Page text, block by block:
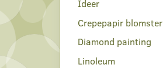
Ideer
Crepepapir blomster
Diamond painting
Linoleum